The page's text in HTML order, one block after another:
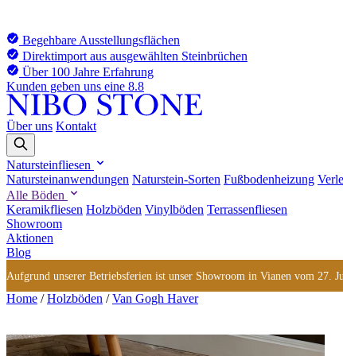
Begehbare Ausstellungsflächen
Direktimport aus ausgewählten Steinbrüchen
Über 100 Jahre Erfahrung
Kunden geben uns eine 8.8
Über uns Kontakt
Natursteinfliesen
Natursteinanwendungen Naturstein-Sorten Fußbodenheizung
Alle Böden
Keramikfliesen Holzböden Vinylböden Terrassenfliesen
Showroom
Aktionen
Blog
Aufgrund unserer Betriebsferien ist unser Showroom in Vianen vom 27.
Home /Holzböden /Van Gogh Haver